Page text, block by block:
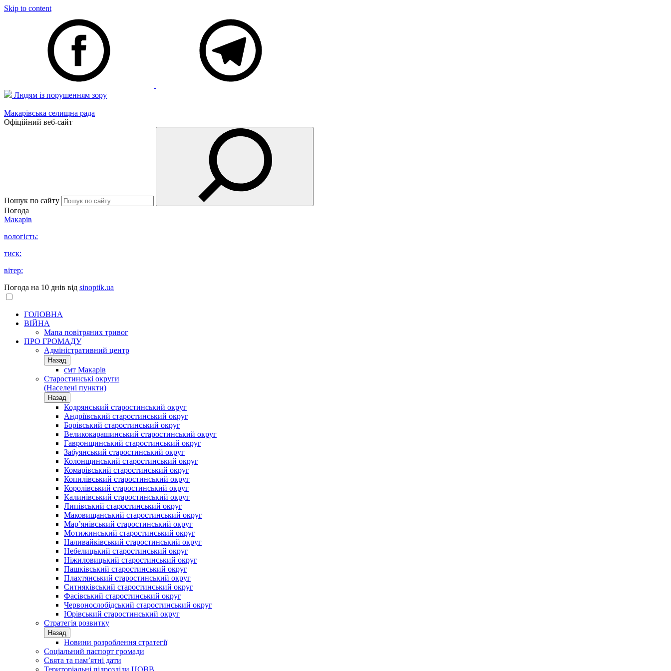
Skip to content
Людям із порушенням зору
Макарівська селищна рада
Офіційний веб-сайт
Пошук по сайту
Погода
Макарів
вологість:
тиск:
вітер:
Погода на 10 днів від sinoptik.ua
ГОЛОВНА
ВІЙНА
Мапа повітряних тривог
ПРО ГРОМАДУ
Aдміністративний центр
Назад
смт Макарів
Старостинські округи
(Населені пункти)
Назад
Кодрянський старостинський округ
Андріївський старостинський округ
Борівський старостинський округ
Великокарашинський старостинський округ
Гавронщинський старостинський округ
Забуянський старостинський округ
Колонщинський старостинський округ
Комарівський старостинський округ
Копилівський старостинський округ
Королівський старостинський округ
Калинівський старостинський округ
Липівський старостинський округ
Маковищанський старостинський округ
Мар’янівський старостинський округ
Мотижинський старостинський округ
Наливайківський старостинський округ
Небелицький старостинський округ
Ніжиловицький старостинський округ
Пашківський старостинський округ
Плахтянський старостинський округ
Ситняківський старостинський округ
Фасівський старостинський округ
Червонослобідський старостинський округ
Юрівський старостинський округ
Стратегія розвитку
Назад
Новини розроблення стратегії
Соціальний паспорт громади
Свята та пам’ятні дати
Територіальні підрозділи ЦОВВ